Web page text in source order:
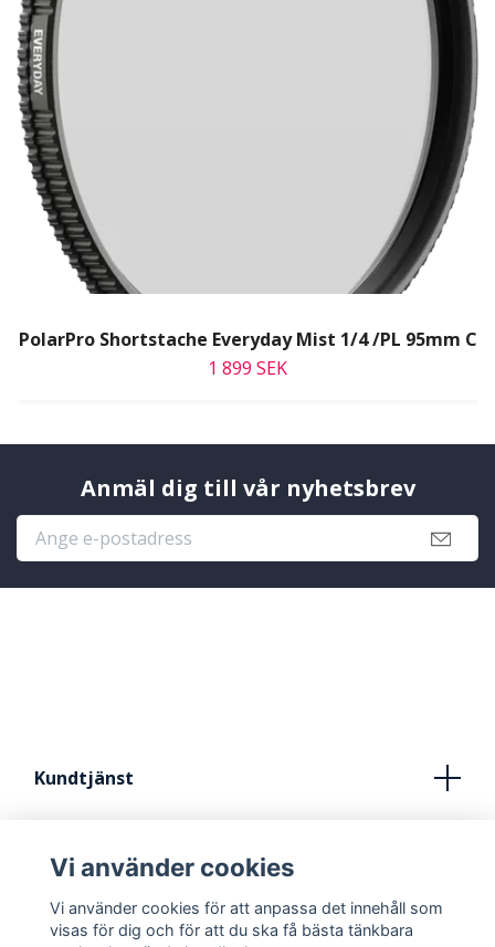
PolarPro Shortstache Everyday Mist 1/4 /PL 95mm C
1 899 SEK
Anmäl dig till vår nyhetsbrev
Kundtjänst
Kontakt
FRÅN IDÈ TILL STUDIO
Vi använder cookies
Vi använder cookies för att anpassa det innehåll som
visas för dig och för att du ska få bästa tänkbara